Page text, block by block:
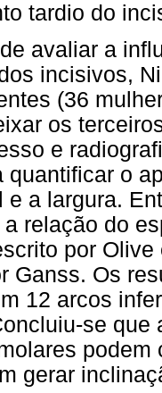
tardio do
avaliar a
incisivos,
(36
os
e
quantificar o
e a largura.
relação do
por
Ganss. Os
12 arcos
se que
gerar